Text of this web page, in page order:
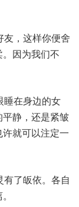
，这样你便舍
因为我们不
睡在身边的女
静，还是紧皱
就可以注定一
了皈依。各自